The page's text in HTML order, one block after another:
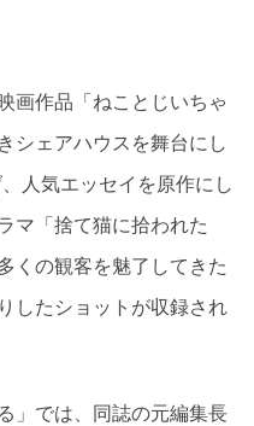
画作品「ねことじいちゃ
シェアハウスを舞台にし
人気エッセイを原作にし
マ「捨て猫に拾われた
くの観客を魅了してきた
したショットが収録され
」では、同誌の元編集長